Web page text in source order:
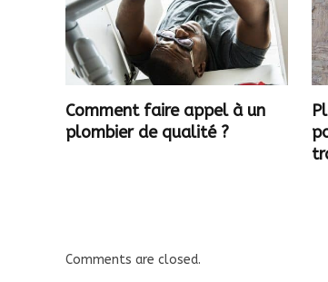
Comment faire appel à un
plombier de qualité ?
Comments are closed.